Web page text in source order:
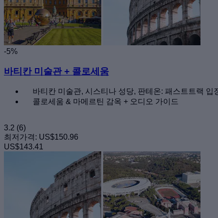
-5%
바티칸 미술관 + 콜로세움
바티칸 미술관, 시스티나 성당, 판테온: 패스트트랙 입
콜로세움 & 마메르틴 감옥 + 오디오 가이드
3.2 (6)
최저가격: US$150.96
US$143.41